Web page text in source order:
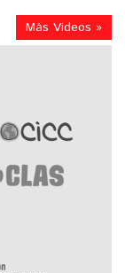
Más Videos »